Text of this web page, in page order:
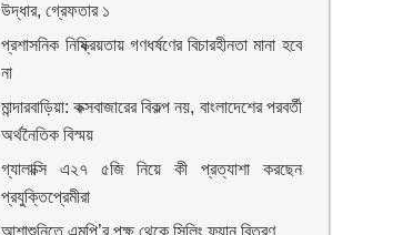
উদ্ধার, গ্রেফতার ১
প্রশাসনিক নিষ্ক্রিয়তায় গণধর্ষণের বিচারহীনতা মানা হবে
না
মান্দারবাড়িয়া: কক্সবাজারের বিকল্প নয়, বাংলাদেশের পরবর্তী
অর্থনৈতিক বিস্ময়
গ্যালাক্সি এ২৭ ৫জি নিয়ে কী প্রত্যাশা করছেন
প্রযুক্তিপ্রেমীরা
আশাশুনিতে এমপি’র পক্ষ থেকে সিলিং ফ্যান বিতরণ